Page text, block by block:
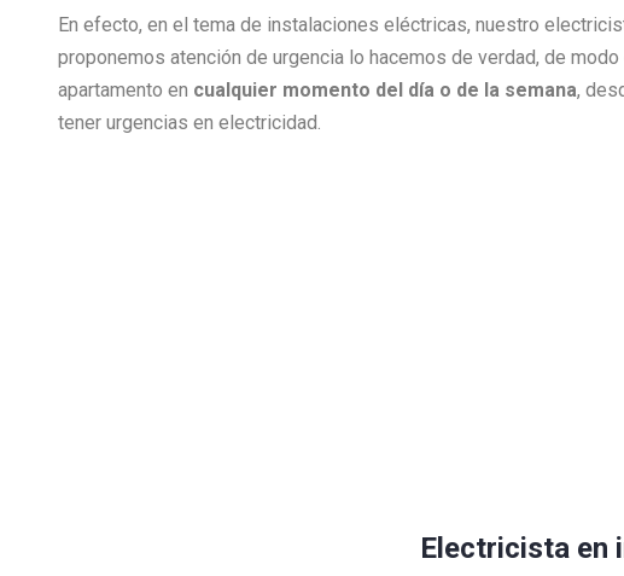
En efecto, en el tema de instalaciones eléctricas, nuestro
proponemos atención de urgencia lo hacemos de verdad, de modo
apartamento en cualquier momento del día o de la semana,
tener urgencias en electricidad.
Electricista en